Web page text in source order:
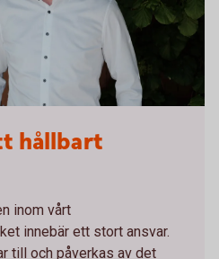
hållbart
inom vårt
innebär ett stort ansvar.
till och påverkas av det